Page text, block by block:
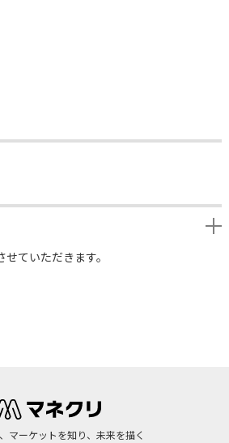
ていただきます。
マーケットを知り、未来を描く